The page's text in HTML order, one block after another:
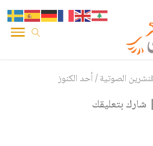
الصوتية/أحد الكنوز
شارك بتعليقك